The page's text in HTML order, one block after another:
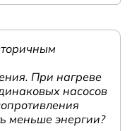
При нагреве
насосов
меньше энергии?